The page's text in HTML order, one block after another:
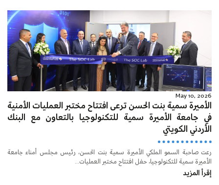
May 10, 2026
الأميرة سمية بنت الحسن ترعى افتتاح مختبر العمليات الأمنية
في جامعة الأميرة سمية للتكنولوجيا بالتعاون مع البنك
الأردني الكويتي
رعت صاحبة السمو الملكي الأميرة سمية بنت الحسن، رئيس مجلس أمناء جامعة
الأميرة سمية للتكنولوجيا، حفل افتتاح مختبر العمليات...
إقرأ المزيد